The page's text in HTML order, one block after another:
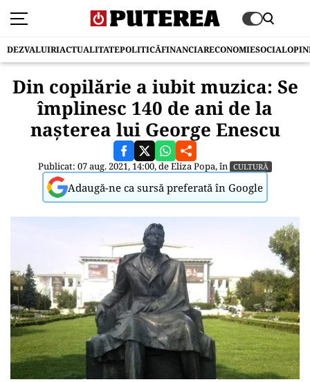
DEZVALUIRIACTUALITATEPOLITICĂFINANCIARECONOMIESOCIAL
Din copilărie a iubit muzica: Se
împlinesc 140 de ani de la
nașterea lui George Enescu
Publicat: 07 aug. 2021, 14:00, deEliza Popa, în CULTURĂ
Adaugă-ne ca sursă preferată în Google